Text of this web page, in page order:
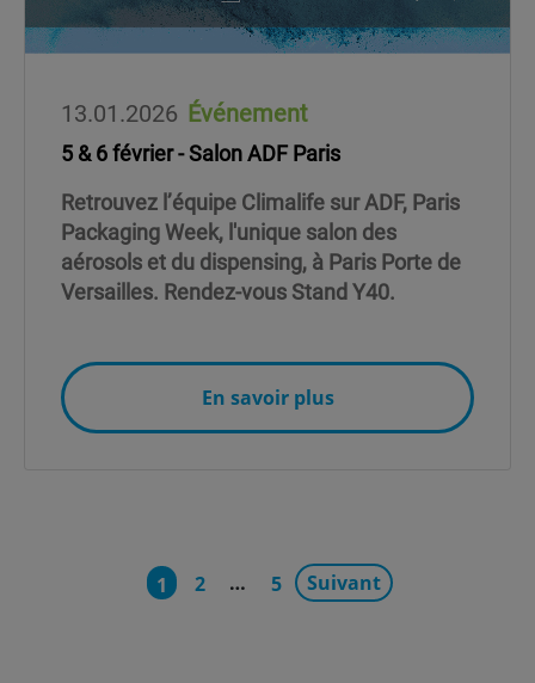
13.01.2026 Événement
5 & 6 février - Salon ADF Paris
Retrouvez l’équipe Climalife sur ADF, Paris
Packaging Week, l'unique salon des
aérosols et du dispensing, à Paris Porte de
Versailles. Rendez-vous Stand Y40.
En savoir plus
1 2 … 5 Suivant